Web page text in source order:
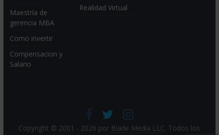
Maestría de
gerencia MBA
Como invertir
Compensacion y
Salario
Realidad Virtual
Copyright © 2001 - 2026 por Blade Media LLC. Todos los